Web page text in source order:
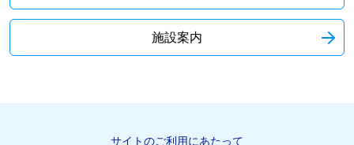
施設案内
サイトのご利用にあたって